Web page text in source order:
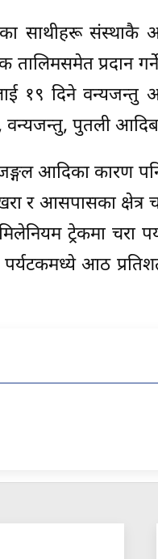
साथीहरू संस्थाकै
तालिमसमेत प्रदान
१९ दिने
वन्यजन्तु, पुतली
आदिका कारण
र आसपासका
ट्रेकमा चरा
पर्यटकमध्ये आठ